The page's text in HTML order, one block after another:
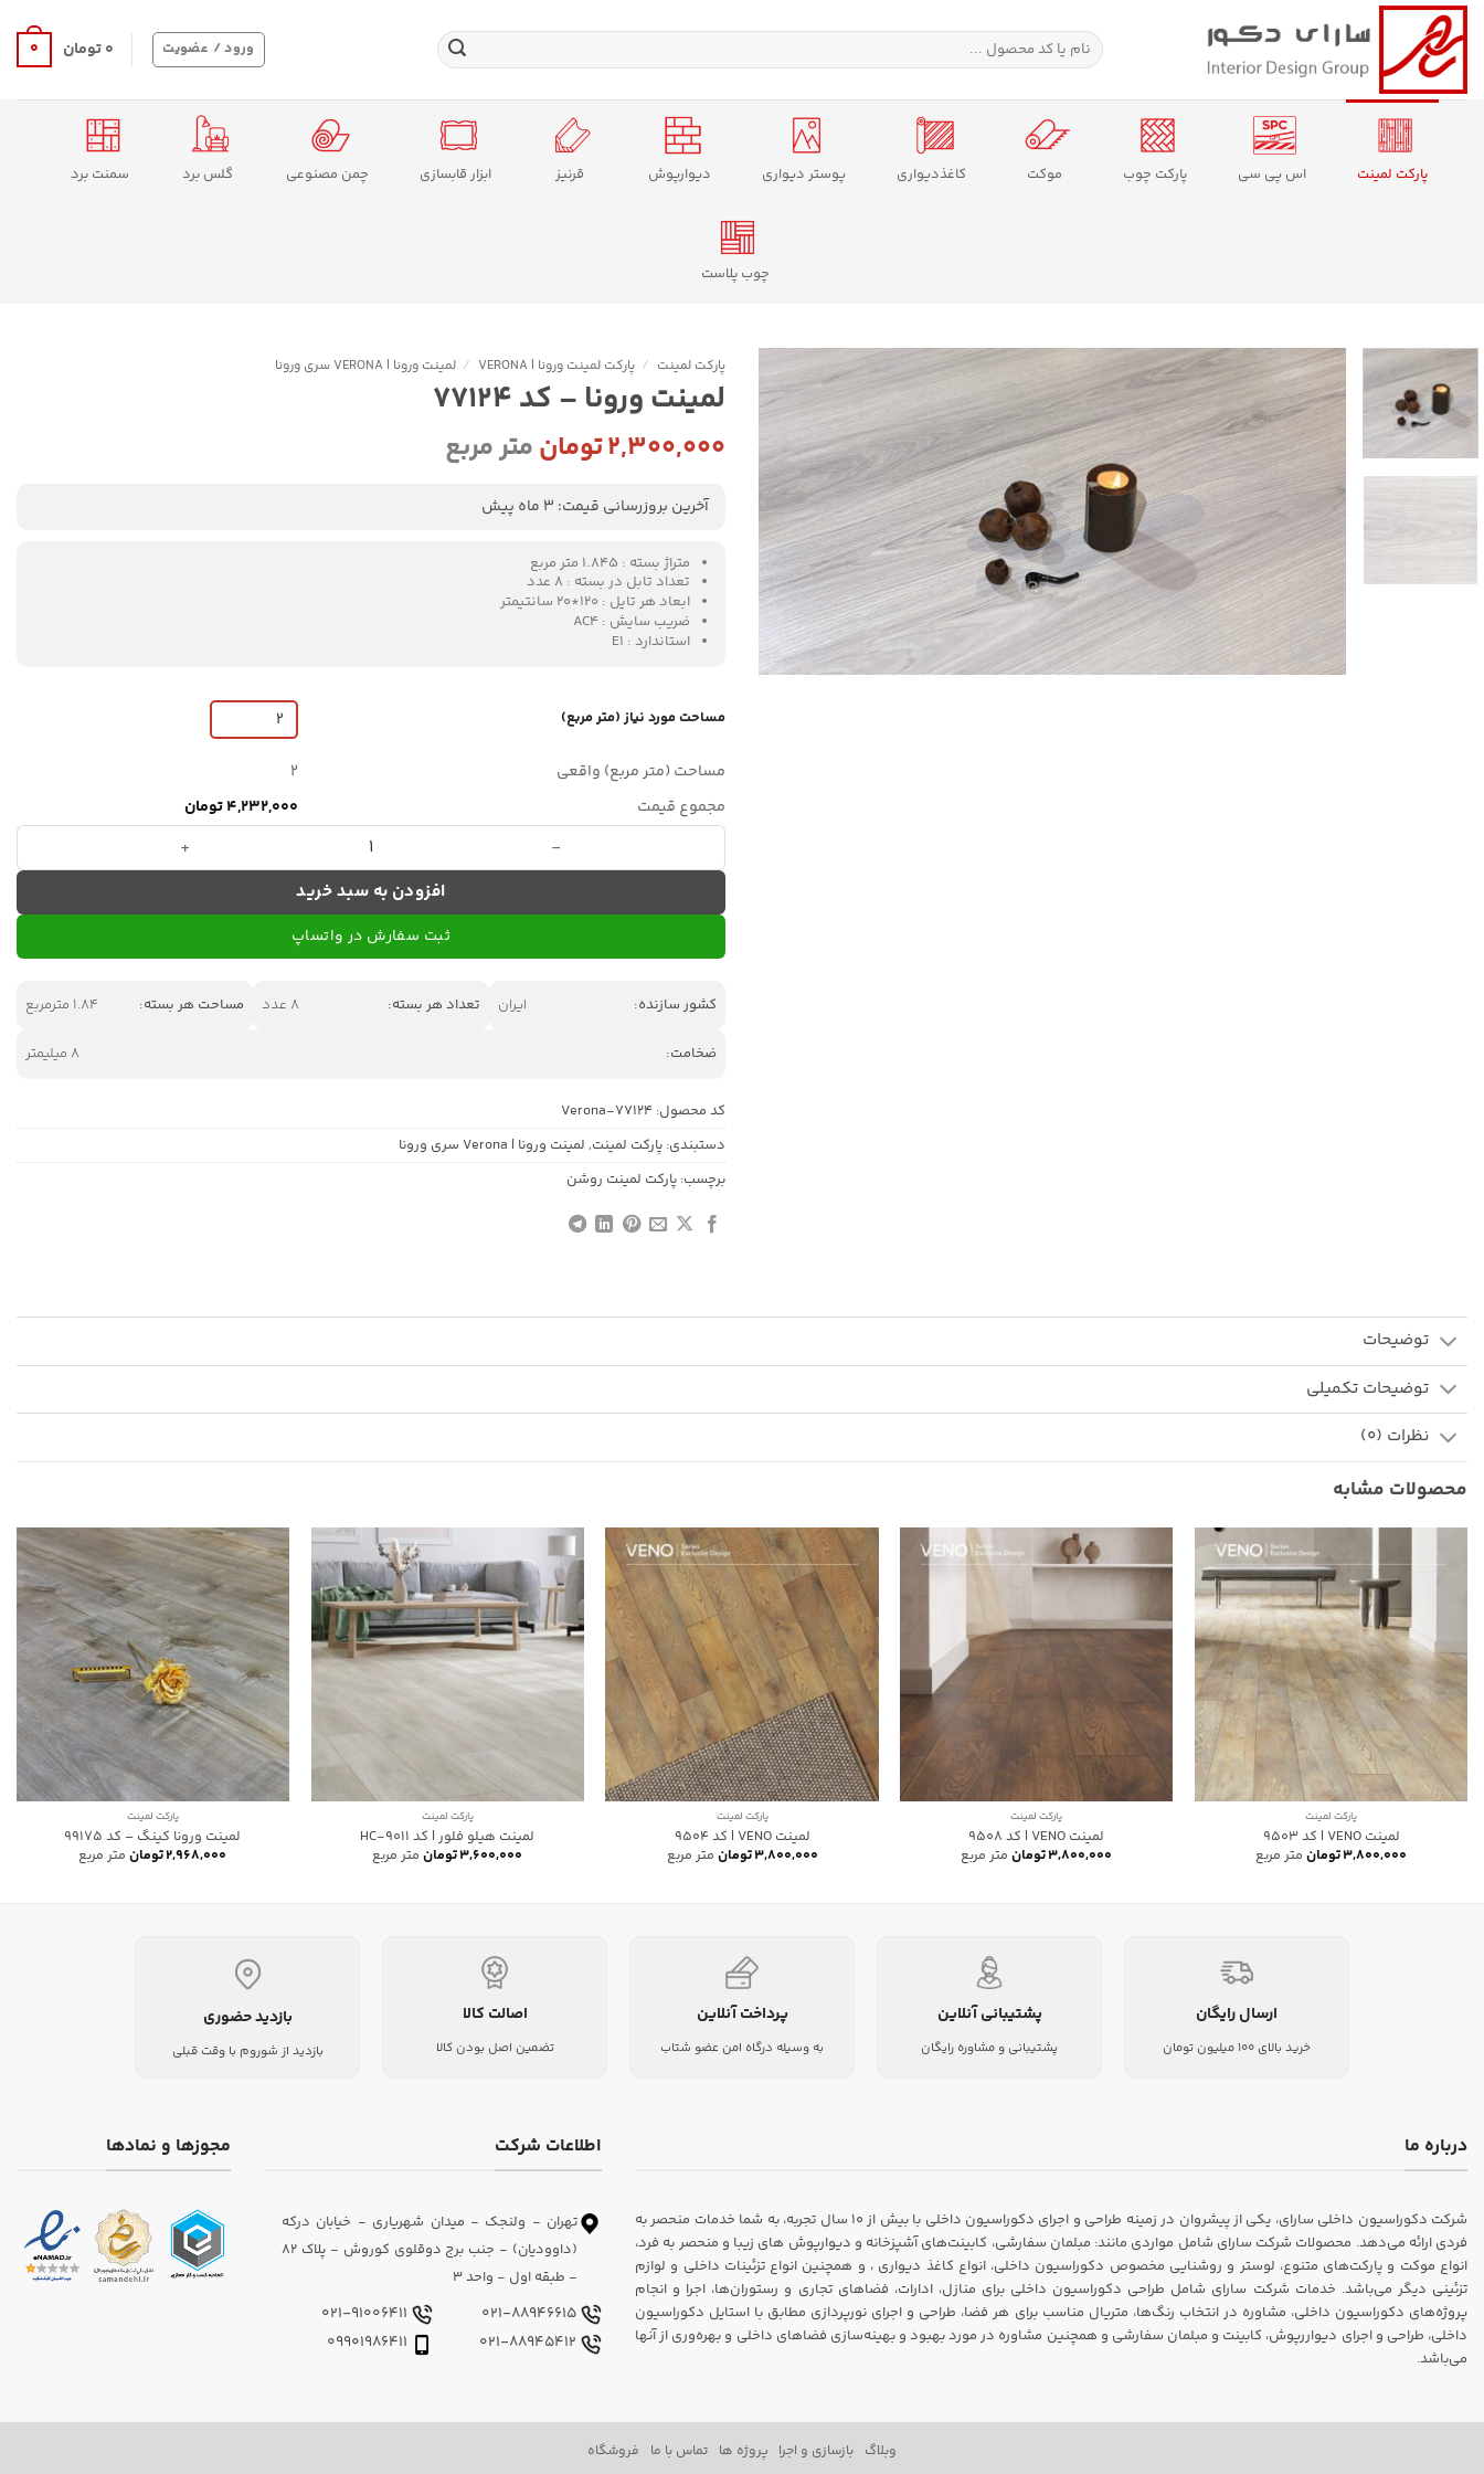
Skip
content
جستجو
برای:
ورود / عضویت ۰تومان 0
پارکت لمینت اس پی سی پارکت چوب موکت کاغذدیواری پوستر دیواری دیوارپوش قرنیز ابزار قابسازی چمن مصنوعی گلس برد سمنت برد
چوب پلاست
پارکت لمینت / پارکت لمینت ورونا | VERONA / لمینت ورونا | VERONA سری ورونا
لمینت ورونا – کد 77124
۲,۳۰۰,۰۰۰تومانمتر مربع
آخرین بروزرسانی قیمت: 3 ماه پیش
متراژ بسته : 1.845 متر مربع
تعداد تابل در بسته : 8 عدد
ابعاد هر تایل : 120*20 سانتیمتر
ضریب سایش : AC4
استاندارد : E1
مساحت مورد نیاز (متر مربع)
مساحت (متر مربع) واقعی
2
مجموع قیمت
4,232,000 تومان
لمینت ورونا - کد 77124 عدد
افزودن به سبد خرید
ثبت سفارش در واتساپ
کشور سازنده: ایران تعداد هر بسته: 8 عدد مساحت هر بسته: 1.84 مترمربع
ضخامت: 8 میلیمتر
کد محصول: Verona-77124
دستبندی: پارکت لمینت, لمینت ورونا | Verona سری ورونا
برچسب: پارکت لمینت روشن
توضیحات
توضیحات تکمیلی
نظرات (0)
محصولات مشابه
پارکت لمینت
لمینت VENO | کد 9503
۳,۸۰۰,۰۰۰تومانمتر مربع
پارکت لمینت
لمینت VENO | کد 9508
۳,۸۰۰,۰۰۰تومانمتر مربع
پارکت لمینت
لمینت VENO | کد 9504
۳,۸۰۰,۰۰۰تومان متر مربع
پارکت لمینت
لمینت هیلو فلور | کد HC-9011
۳,۶۰۰,۰۰۰تومانمتر مربع
پارکت لمینت
لمینت ورونا کینگ – کد 99175
۲,۹۶۸,۰۰۰تومانمتر مربع
ارسال رایگان
خرید بالای 100 میلیون تومان
پشتیبانی آنلاین
پشتیبانی و مشاوره رایگان
پرداخت آنلاین
به وسیله درگاه امن عضو شتاب
اصالت کالا
تضمین اصل بودن کالا
بازدید حضوری
بازدید از شوروم با وقت قبلی
درباره ما
شرکت دکوراسیون داخلی سارای، یکی از پیشروان در زمینه طراحی و اجرای دکوراسیون داخلی با بیش از ۱۰ سال تجربه، به شما خدمات منحصر به
فردی ارائه می‌دهد. محصولات شرکت سارای شامل مواردی مانند: مبلمان سفارشی، کابینت‌های آشپزخانه و دیوارپوش های زیبا و منحصر به فرد،
انواع موکت و پارکت‌های متنوع، لوستر و روشنایی مخصوص دکوراسیون داخلی، انواع کاغذ دیواری ، و همچنین انواع تزئینات داخلی و لوازم
تزئینی دیگر می‌باشد. خدمات شرکت سارای شامل طراحی دکوراسیون داخلی برای منازل، ادارات، فضاهای تجاری و رستوران‌ها، اجرا و انجام
پروژه‌های دکوراسیون داخلی، مشاوره در انتخاب رنگ‌ها، متریال مناسب برای هر فضا، طراحی و اجرای نورپردازی مطابق با استایل دکوراسیون
داخلی، طراحی و اجرای دیواررپوش، کابینت و مبلمان سفارشی و همچنین مشاوره در مورد بهبود و بهینه‌سازی فضاهای داخلی و بهره‌وری از آنها
می‌باشد.
اطلاعات شرکت
تهران - ولنجک - میدان شهریاری - خیابان درکه
(داوودیان) - جنب برج دوقلوی کوروش - پلاک 82
- طبقه اول - واحد 3
مجوزها و نمادها
وبلاگ بازسازی و اجرا پروژه ها تماس با ما فروشگاه